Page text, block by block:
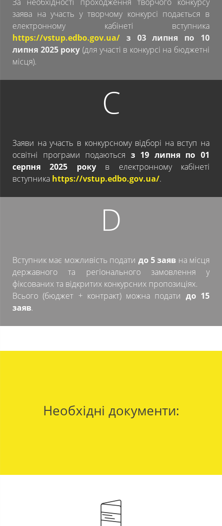
заява на участь у творчому конкурсі подається в
електронному кабінеті вступника
https://vstup.edbo.gov.ua/ з 03 липня по 10
липня 2025 року (для участі в конкурсі на бюджетні
місця).
C
Заяви на участь в конкурсному відборі на вступ на
освітні програми подаються з 19 липня по 01
серпня 2025 рокув електронному кабінеті
вступника https://vstup.edbo.gov.ua/.
D
Вступник має можливість подати до 5 заяв на місця
державного та регіонального замовлення у
фіксованих та відкритих конкурсних пропозиціях.
Всього (бюджет + контракт) можна подати до 15
заяв.
Необхідні документи: